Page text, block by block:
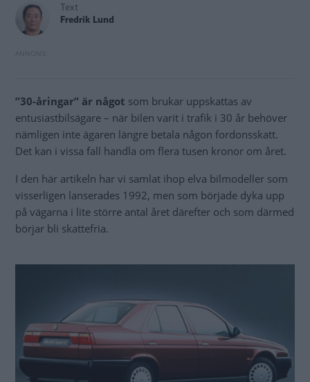
Text
Fredrik Lund
”30-åringar” är något som brukar uppskattas av
entusiastbilsägare – när bilen varit i trafik i 30 år behöver
nämligen inte ägaren längre betala någon fordonsskatt.
Det kan i vissa fall handla om flera tusen kronor om året.
I den här artikeln har vi samlat ihop elva bilmodeller som
visserligen lanserades 1992, men som började dyka upp
på vägarna i lite större antal året därefter och som därmed
börjar bli skattefria.